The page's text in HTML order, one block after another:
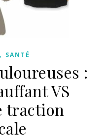
, SANTÉ
:
VS
traction